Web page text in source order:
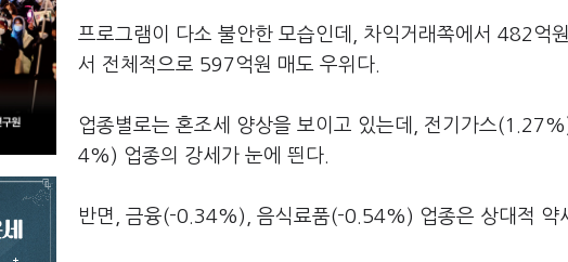
프로그램이 다소 불안한 모습인데, 차익거래쪽에서 482억
서 전체적으로 597억원 매도 우위다.
업종별로는 혼조세 양상을 보이고 있는데, 전기가스
4%) 업종의 강세가 눈에 띈다.
반면, 금융(-0.34%), 음식료품(-0.54%) 업종은 상대적 약